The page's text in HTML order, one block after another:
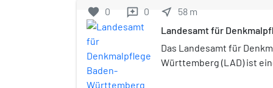
favorite 0 reviews 0 near_me 58 m
Landesamt für
Das Landesamt für
Württemberg (LAD) ist